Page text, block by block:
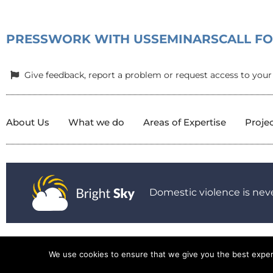
PRESSWORK WITH USSEMINARSCALL
Give feedback, report a problem or request access to
About Us What we do Areas of Expertise
Domestic violence is
We use cookies to ensure that we give you the best